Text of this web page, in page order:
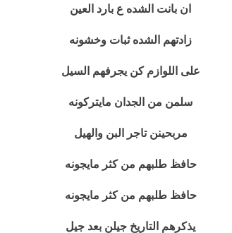
ان بانت الشده ع بارد العين
زادتهم الشده ثبات وخشونه
على اللوازم كن يجرفهم السيل
سلمن من الجدان مايتركونه
مربحينن تاجر البن والهيل
حافظ طلبهم من كثر مايجونه
حافظ طلبهم من كثر مايجونه
يذكرهم التاريخ جيلن بعد جيل